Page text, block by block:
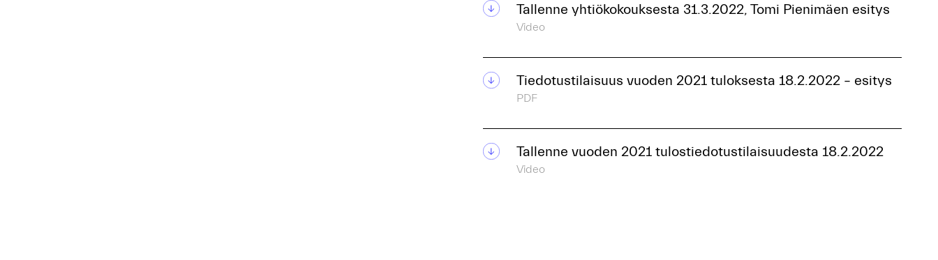
Tallenne yhtiökokouksesta 31.3.2022, Tomi Pienimäen esitys
Video
Tiedotustilaisuus vuoden 2021 tuloksesta 18.2.2022 – esitys
PDF
Tallenne vuoden 2021 tulostiedotustilaisuudesta 18.2.2022
Video